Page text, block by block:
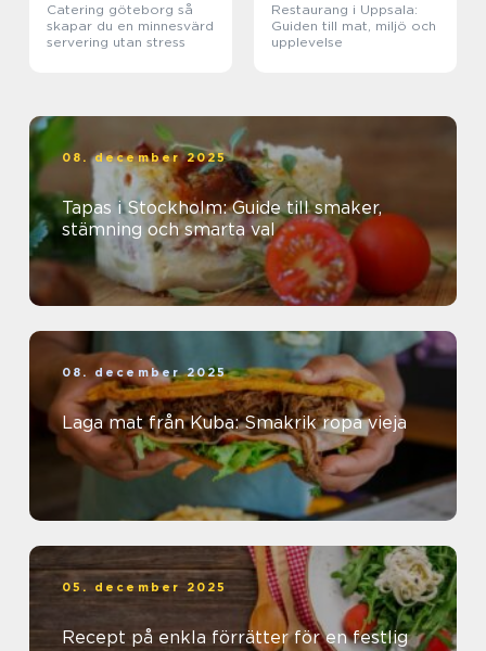
Catering göteborg så
skapar du en minnesvärd
servering utan stress
Restaurang i Uppsala:
Guiden till mat, miljö och
upplevelse
08. december 2025
Tapas i Stockholm: Guide till smaker,
stämning och smarta val
08. december 2025
Laga mat från Kuba: Smakrik ropa vieja
05. december 2025
Recept på enkla förrätter för en festlig